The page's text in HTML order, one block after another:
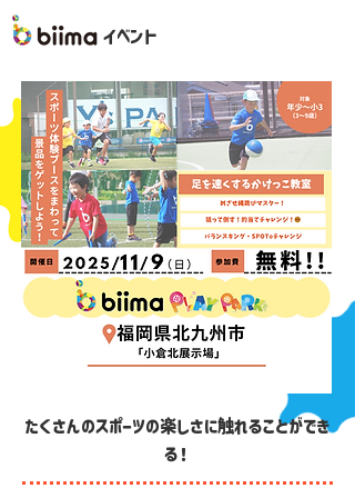
イベント
たくさんのスポーツの楽しさに触れることができ
る！